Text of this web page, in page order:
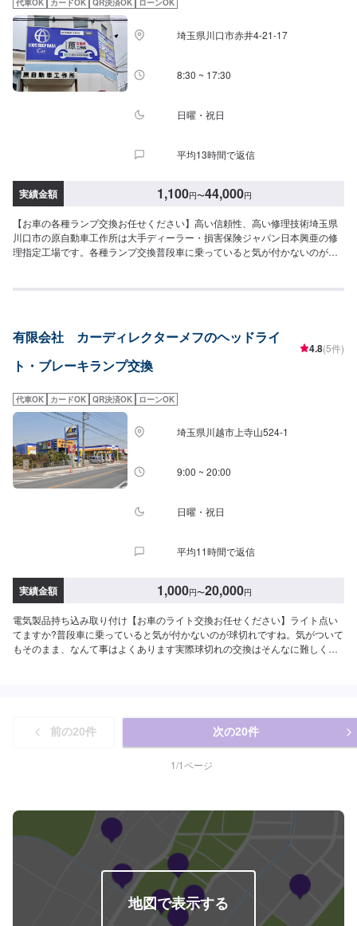
だいております。【定休日・営業時間】定休日：年中無休（大型連休のみ休
み）営業時間：9:00~18:00
代車OK カードOK QR決済OK ローンOK
埼玉県川口市赤井4-21-17
8:30 ~ 17:30
日曜・祝日
平均13時間で返信
実績金額 1,100円〜44,000円
【お車の各種ランプ交換お任せください】高い信頼性、高い修理技術埼玉県
川口市の原自動車工作所は大手ディーラー・損害保険ジャパン日本興亜の修
理指定工場です。各種ランプ交換普段車に乗っていると気が付かないのが球
種承ります。※料金など詳しくはお問合せください。【45年の実績】●1969年
無料！●修理内容とお見積りの確認後、ご依頼を受けてから作業開始●無料代
車（無保険時）を24台ご用意●ご納車前にしっかりと洗車・あんしん点検を
行います【パーツ持ち込み可能】持ち込みパーツの対応もいたします。※パー
生した工賃をご請求させていただきますので、あらかじめご了承ください。
【代車について】無料代車（無保険時）を24台ご用意しております。燃料代
はお客さま負担となりますので、ご了承ください。【営業時間・定休日】営
業時間：8:30〜17:30定休日：日・祝・第一、第三月曜日
有限会社 カーディレクターメフのヘッドライ
ト・ブレーキランプ交換
4.8(5件)
代車OK カードOK QR決済OK ローンOK
埼玉県川越市上寺山524-1
9:00 ~ 20:00
日曜・祝日
平均11時間で返信
実績金額 1,000円〜20,000円
電気製品持ち込み取り付け【お車のライト交換お任せください】ライト点い
てますか?普段車に乗っていると気が付かないのが球切れですね。気がついて
もそのまま、なんて事はよくあります実際球切れの交換はそんなに難しくあ
お客様負担となります【営業時間・定休日】営業時間:9:00〜20:00定休日
前の20件 次の20件
1/1ページ
地図で表示する